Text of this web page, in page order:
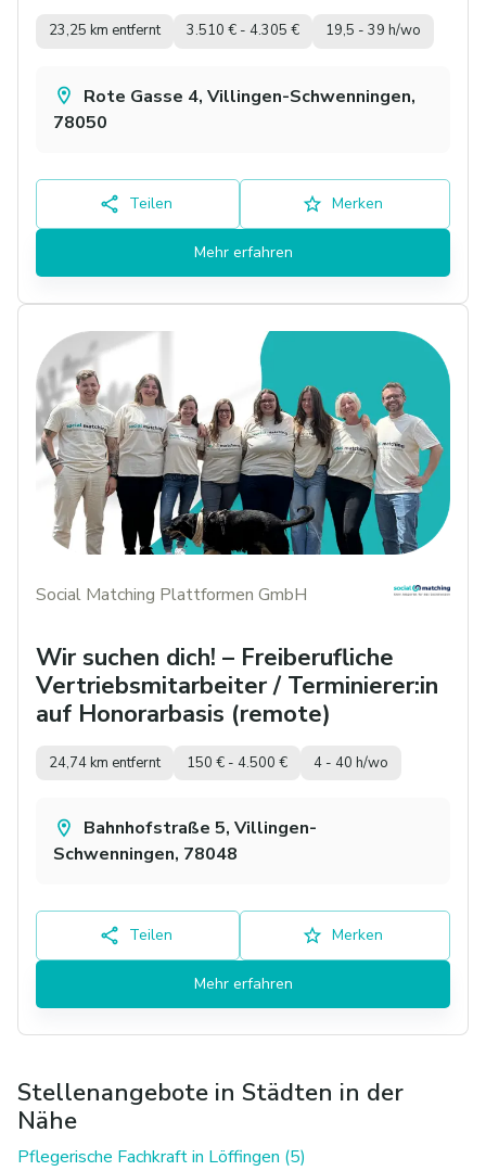
23,25 km entfernt 3.510 € - 4.305 € 19,5 - 39 h/wo
Rote Gasse 4, Villingen-Schwenningen,
78050
Teilen Merken
Mehr erfahren
Social Matching Plattformen GmbH
Wir suchen dich! – Freiberufliche
Vertriebsmitarbeiter / Terminierer:in
auf Honorarbasis (remote)
24,74 km entfernt 150 € - 4.500 € 4 - 40 h/wo
Bahnhofstraße 5, Villingen-
Schwenningen, 78048
Teilen Merken
Mehr erfahren
Stellenangebote in Städten in der
Nähe
Pflegerische Fachkraft in Löffingen (5)